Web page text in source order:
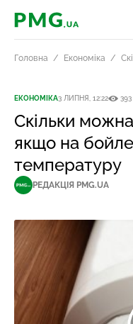
PMG.ua
Головна Економіка
ЕКОНОМІКА3 ЛИПНЯ, 12:22 393
Скільки
якщо на
температуру
РЕДАКЦІЯ PMG.UA